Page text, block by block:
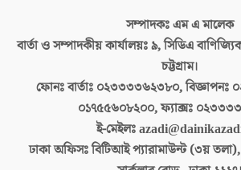
সম্পাদকঃএম এ মালেক
বার্তা ও সম্পাদকীয় কার্যালয়ঃ৯, সিডিএ
চট্টগ্রাম।
ফোনঃ বার্তাঃ ০২৩৩৩৩৬২৩৮০, বিজ্ঞাপনঃ
০১৭৫৫৬০৮২০০, ফ্যাক্সঃ
ই-মেইলঃ
ঢাকা অফিসঃবিটিআই প্যারামাউন্ট (৩য় তলা),